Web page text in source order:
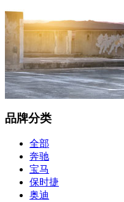
品牌分类
全部
奔驰
宝马
保时捷
奥迪